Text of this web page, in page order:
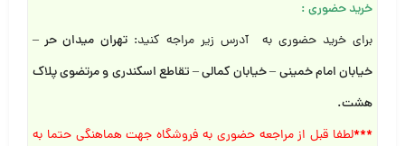
خرید حضوری:
برای خرید حضوری به آدرس زیر مراجه کنید:تهران میدان حر –
خیابان امام خمینی – خیابان کمالی – تقاطع اسکندری و مرتضوی پلاک
هشت.
***لطفا قبل از مراجعه حضوری به فروشگاه جهت هماهنگی حتما به